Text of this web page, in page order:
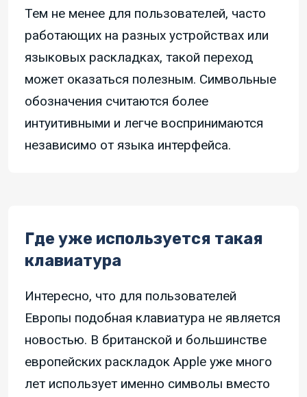
Тем не менее для пользователей, часто
работающих на разных устройствах или
языковых раскладках, такой переход
может оказаться полезным. Символьные
обозначения считаются более
интуитивными и легче воспринимаются
независимо от языка интерфейса.
Где уже используется такая
клавиатура
Интересно, что для пользователей
Европы подобная клавиатура не является
новостью. В британской и большинстве
европейских раскладок Apple уже много
лет использует именно символы вместо